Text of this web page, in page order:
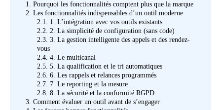
1. Pourquoi les fonctionnalités comptent plus que la marque
2. Les fonctionnalités indispensables d’un outil moderne
2.1. 1. L’intégration avec vos outils existants
2.2. 2. La simplicité de configuration (sans code)
2.3. 3. La gestion intelligente des appels et des rendez-
vous
2.4. 4. Le multicanal
2.5. 5. La qualification et le tri automatiques
2.6. 6. Les rappels et relances programmés
2.7. 7. Le reporting et la mesure
2.8. 8. La sécurité et la conformité RGPD
3. Comment évaluer un outil avant de s’engager